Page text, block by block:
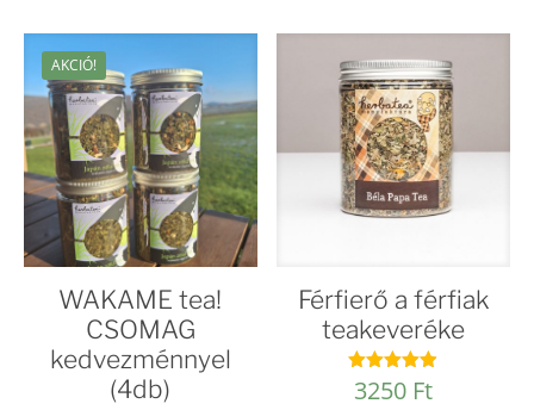
AKCIÓ!
WAKAME tea!
CSOMAG
kedvezménnyel
(4db)
Férfierő a férfiak
teakeveréke
Értékelés:
4.86
3250 Ft